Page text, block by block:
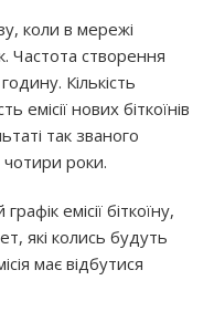
коли в мережі
Частота створення
Кількість
емісії нових біткоїнів
так званого
чотири роки.
емісії біткоїну,
які колись будуть
має відбутися